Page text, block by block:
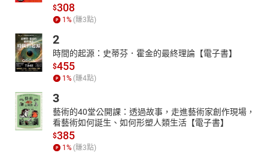
$308
1 % (賺3點)
2
時間的起源：史蒂芬．霍金的最終理論【電子書】
$455
1 % (賺4點)
3
藝術的40堂公開課：透過故事，走進藝術家創作現場，
看藝術如何誕生、如何形塑人類生活【電子書】
$385
1 % (賺3點)